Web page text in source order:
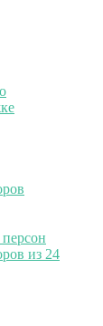
из 24